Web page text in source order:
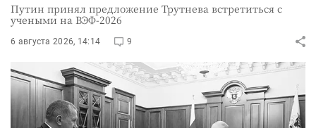
Путин принял предложение Трутнева встретиться с
учеными на ВЭФ-2026
6 августа 2026, 14:14 9